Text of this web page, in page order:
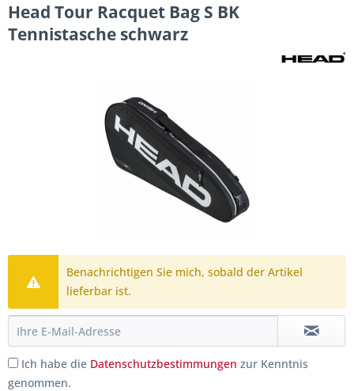
Head Tour Racquet Bag S BK
Tennistasche schwarz
Benachrichtigen Sie mich, sobald der Artikel
lieferbar ist.
Ich habe die Datenschutzbestimmungen zur Kenntnis
genommen.